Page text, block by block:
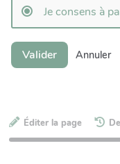
Je consens à
Valider Annuler
Éditer la page